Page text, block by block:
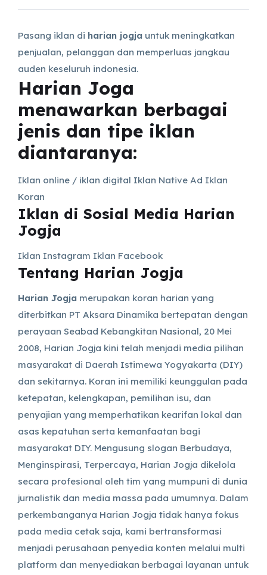
Pasang iklan di harian jogja untuk meningkatkan
penjualan, pelanggan dan memperluas jangkau
auden keseluruh indonesia.
Harian Joga
menawarkan berbagai
jenis dan tipe iklan
diantaranya:
Iklan online / iklan digital Iklan Native Ad Iklan
Koran
Iklan di Sosial Media Harian
Jogja
Iklan Instagram Iklan Facebook
Tentang Harian Jogja
Harian Jogja merupakan koran harian yang
diterbitkan PT Aksara Dinamika bertepatan dengan
perayaan Seabad Kebangkitan Nasional, 20 Mei
2008, Harian Jogja kini telah menjadi media pilihan
masyarakat di Daerah Istimewa Yogyakarta (DIY)
dan sekitarnya. Koran ini memiliki keunggulan pada
ketepatan, kelengkapan, pemilihan isu, dan
penyajian yang memperhatikan kearifan lokal dan
asas kepatuhan serta kemanfaatan bagi
masyarakat DIY. Mengusung slogan Berbudaya,
Menginspirasi, Terpercaya, Harian Jogja dikelola
secara profesional oleh tim yang mumpuni di dunia
jurnalistik dan media massa pada umumnya. Dalam
perkembanganya Harian Jogja tidak hanya fokus
pada media cetak saja, kami bertransformasi
menjadi perusahaan penyedia konten melalui multi
platform dan menyediakan berbagai layanan untuk